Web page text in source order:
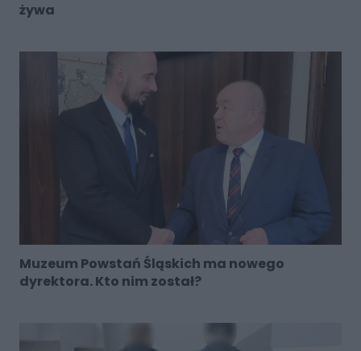
żywa
Muzeum Powstań Śląskich ma nowego
dyrektora. Kto nim został?